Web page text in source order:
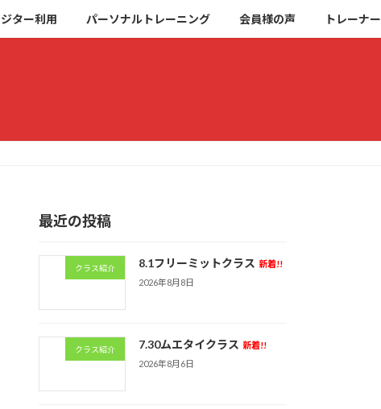
ター利用 パーソナルトレーニング 会員様の声 トレーナ
最近の投稿
クラス紹介 8.1フリーミットクラス 新着!!
2026年8月8日
クラス紹介 7.30ムエタイクラス 新着!!
2026年8月6日